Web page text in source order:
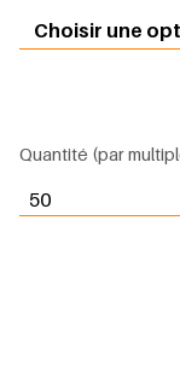
Quantité (par